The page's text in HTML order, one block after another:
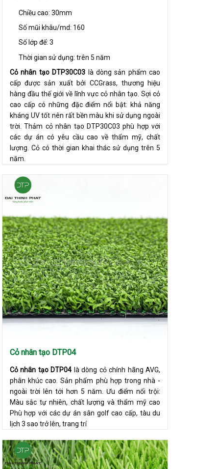
Chiều cao: 30mm
Số mũi khâu/md: 160
Số lớp đế: 3
Thời gian sử dụng: trên 5 năm
Cỏ nhân tạo DTP30C03 là dòng sản phẩm cao
cấp được sản xuất bởi CCGrass, thương hiệu
hàng đầu thế giới về lĩnh vực cỏ nhân tạo. Sợi cỏ
cao cấp có những đặc điểm nổi bật: khả năng
kháng UV tốt nên rất bền màu khi sử dụng ngoài
trời. Thảm cỏ nhân tạo DTP30C03 phù hợp với
các dự án có yêu cầu cao về thẩm mỹ, chất
lượng. Cỏ có thời gian khai thác sử dụng trên 5
năm.
Cỏ nhân tạo DTP04
Cỏ nhân tạo DTP04 là dòng cỏ chính hãng AVG,
phân khúc cao. Sản phẩm phù hợp trong nhà -
ngoài trời lên tới hơn 5 năm. Ưu điểm nổi trội:
Màu sắc tự nhiên, chất lượng và thẩm mỹ cao
Phù hợp với các dự án sân golf cao cấp, tàu du
lịch 3 sao trở lên, trang trí